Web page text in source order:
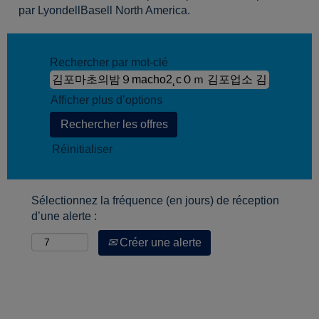
par LyondellBasell North America.
Rechercher par mot-clé
Afficher plus d’options
Réinitialiser
Sélectionnez la fréquence (en jours) de réception
d’une alerte :
Créer une alerte